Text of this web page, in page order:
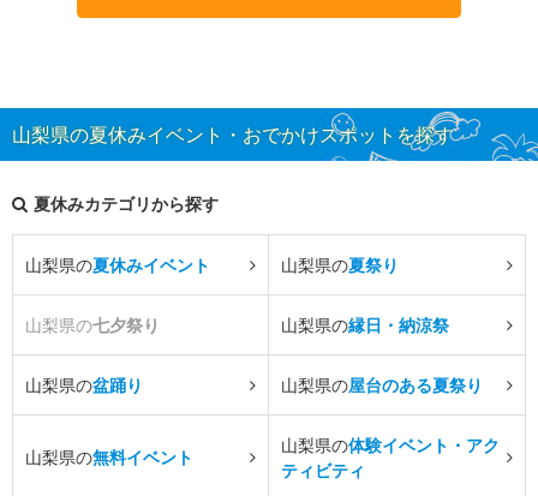
山梨県の夏休みイベント・おでかけスポットを探す
夏休みカテゴリから探す
山梨県の夏休みイベント 山梨県の夏祭り
山梨県の七夕祭り 山梨県の縁日・納涼祭
山梨県の盆踊り 山梨県の屋台のある夏祭り
山梨県の無料イベント
山梨県の体験イベント・アク
ティビティ